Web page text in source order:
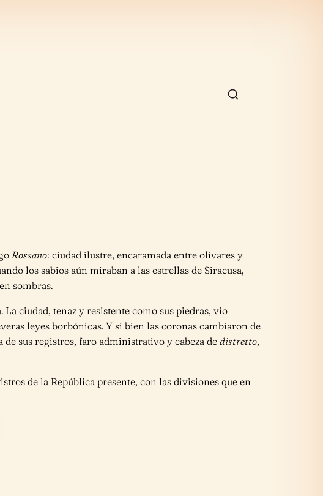
Rossano: ciudad ilustre, encaramada entre olivares y
los sabios aún miraban a las estrellas de Siracusa,
sombras.
ciudad, tenaz y resistente como sus piedras, vio
leyes borbónicas. Y si bien las coronas cambiaron de
de sus registros, faro administrativo y cabeza de distretto,
de la República presente, con las divisiones que en